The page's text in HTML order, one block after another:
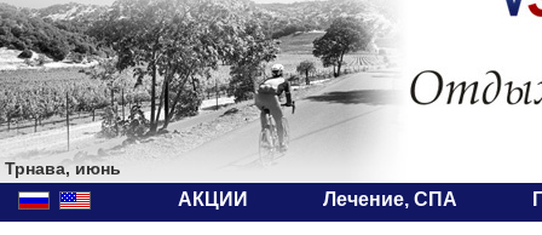
Трнава, июнь
АКЦИИ Лечение, СПА